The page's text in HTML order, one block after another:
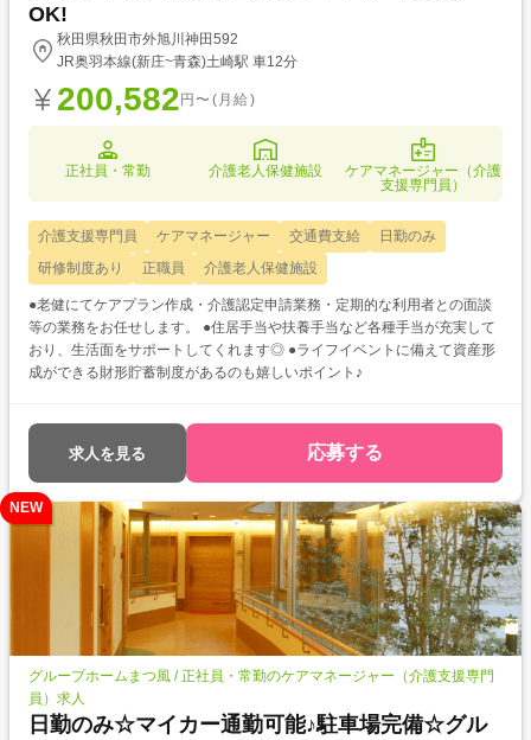
OK!
秋田県秋田市外旭川神田592
JR奥羽本線(新庄~青森)土崎駅 車12分
200,582 円〜(月給)
正社員・常勤 介護老人保健施設
ケアマネージャー（介護
支援専門員）
介護支援専門員 ケアマネージャー 交通費支給
日勤のみ
研修制度あり
正職員 介護老人保健施設
●老健にてケアプラン作成・介護認定申請業務・定期的な利用者との面談
等の業務をお任せします。 ●住居手当や扶養手当など各種手当が充実して
おり、生活面をサポートしてくれます◎ ●ライフイベントに備えて資産形
成ができる財形貯蓄制度があるのも嬉しいポイント♪
求人を見る 応募する
NEW
グループホームまつ風 / 正社員・常勤のケアマネージャー（介護支援専門
員）求人
日勤のみ☆マイカー通勤可能♪駐車場完備☆グル